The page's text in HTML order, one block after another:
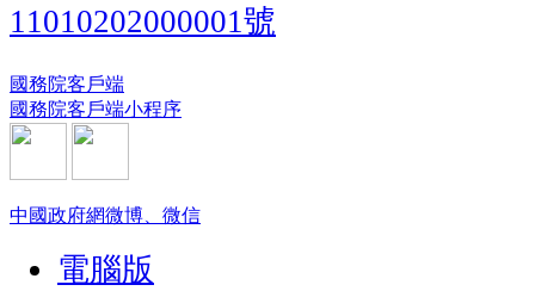
11010202000001號
國務院客戶端
國務院客戶端小程序
中國政府網微博、微信
電腦版